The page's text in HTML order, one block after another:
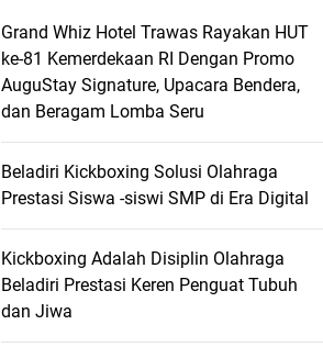
Grand Whiz Hotel Trawas Rayakan HUT
ke-81 Kemerdekaan RI Dengan Promo
AuguStay Signature, Upacara Bendera,
dan Beragam Lomba Seru
Beladiri Kickboxing Solusi Olahraga
Prestasi Siswa -siswi SMP di Era Digital
Kickboxing Adalah Disiplin Olahraga
Beladiri Prestasi Keren Penguat Tubuh
dan Jiwa